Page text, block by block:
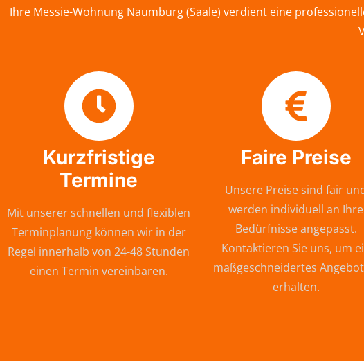
Ihre Messie-Wohnung Naumburg (Saale) verdient eine
Kurzfristige
Termine
Mit unserer schnellen und flexiblen
Terminplanung können wir in der
Regel innerhalb von 24-48 Stunden
einen Termin vereinbaren.
Faire Preise
Unsere Preise sind fair
werden individuell an Ihre
Bedürfnisse angepasst.
Kontaktieren Sie uns, um
maßgeschneidertes
erhalten.